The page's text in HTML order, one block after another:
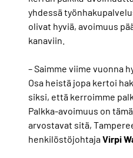
yhdessä
olivat hyviä, avoimuus
kanaviin.
– Saimme viime vuonna
Osa heistä jopa kertoi
siksi, että kerroimme
Palkka-avoimuus on
arvostavat sitä,
henkilöstöjohtajaVirpi